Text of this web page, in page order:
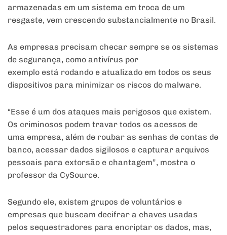
armazenadas em um sistema em troca de um
resgaste, vem crescendo substancialmente no Brasil.
As empresas precisam checar sempre se os sistemas
de segurança, como antivírus por
exemplo está rodando e atualizado em todos os seus
dispositivos para minimizar os riscos do malware.
“Esse é um dos ataques mais perigosos que existem.
Os criminosos podem travar todos os acessos de
uma empresa, além de roubar as senhas de contas de
banco, acessar dados sigilosos e capturar arquivos
pessoais para extorsão e chantagem”, mostra o
professor da CySource.
Segundo ele, existem grupos de voluntários e
empresas que buscam decifrar a chaves usadas
pelos sequestradores para encriptar os dados, mas,